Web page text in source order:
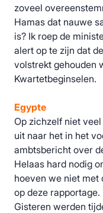
zoveel
Hamas dat nauwe
is? Ik roep de
alert op te zijn dat
volstrekt gehouden
Kwartetbeginselen.
Egypte
Op zichzelf niet
uit naar het in het
ambtsbericht over
Helaas hard nodig
hoeven we niet met
op deze rapportage.
Gisteren werden